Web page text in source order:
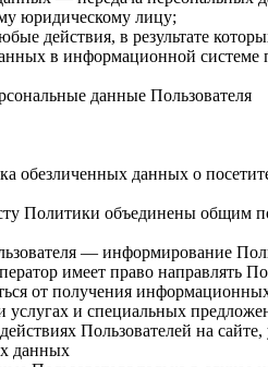
юридическому лицу;
действия, в результате
в информационной
данные Пользователя
обезличенных данных о
Политики объединены общим
— информирование
имеет право направлять
от получения
услугах и специальных
Пользователей на
данных